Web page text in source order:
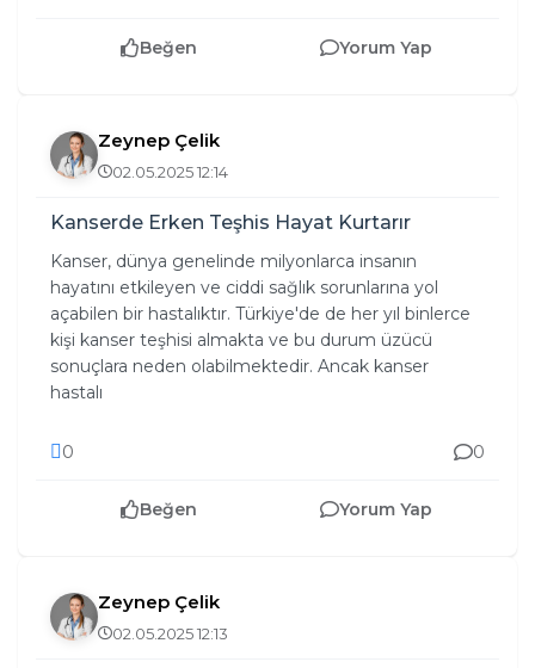
Beğen Yorum Yap
Zeynep Çelik
02.05.2025 12:14
Kanserde Erken Teşhis Hayat Kurtarır
Kanser, dünya genelinde milyonlarca insanın
hayatını etkileyen ve ciddi sağlık sorunlarına yol
açabilen bir hastalıktır. Türkiye'de de her yıl binlerce
kişi kanser teşhisi almakta ve bu durum üzücü
sonuçlara neden olabilmektedir. Ancak kanser
hastalı
0 0
Beğen Yorum Yap
Zeynep Çelik
02.05.2025 12:13